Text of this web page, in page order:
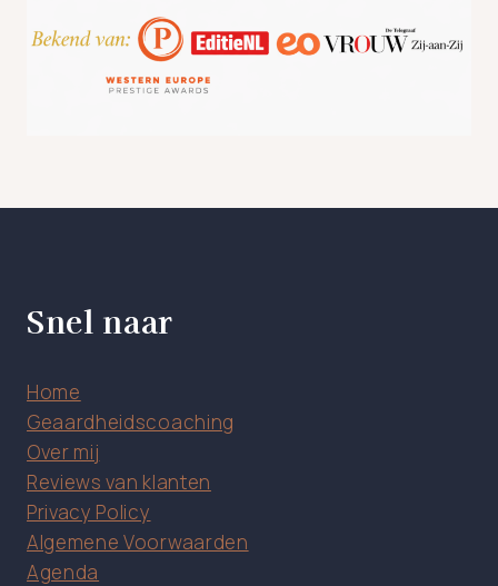
Snel naar
Home
Geaardheidscoaching
Over mij
Reviews van klanten
Privacy Policy
Algemene Voorwaarden
Agenda